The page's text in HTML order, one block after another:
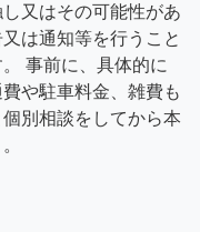
又はその可能性があ
は通知等を行うこと
事前に、具体的に
や駐車料金、雑費も
別相談をしてから本